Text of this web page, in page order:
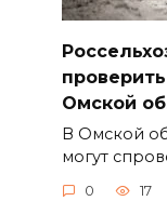
Омской
В Омской
могут
0 17